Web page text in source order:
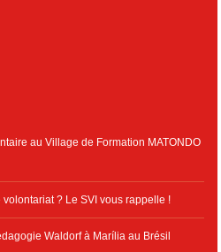
au Village de Formation MATONDO
? Le SVI vous rappelle !
Waldorf à Marília au Brésil